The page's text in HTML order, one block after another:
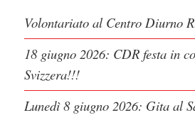
Volontariato al Centro Diurno
18 giugno 2026: CDR festa in
Svizzera!!!
Lunedì 8 giugno 2026: Gita al